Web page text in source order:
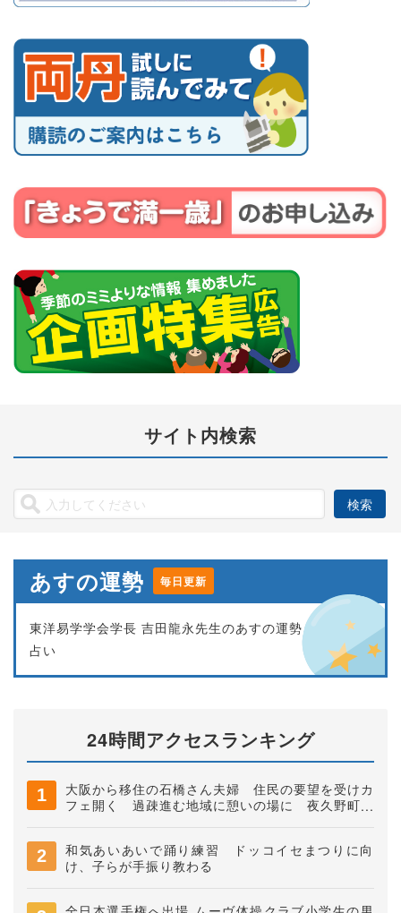
サイト内検索
あすの運勢 毎日更新
東洋易学学会学長 吉田龍永先生のあすの運勢
占い
24時間アクセスランキング
大阪から移住の石橋さん夫婦 住民の要望を受けカ
フェ開く 過疎進む地域に憩いの場に 夜久野町稲
和気あいあいで踊り練習 ドッコイセまつりに向
け、子らが手振り教わる